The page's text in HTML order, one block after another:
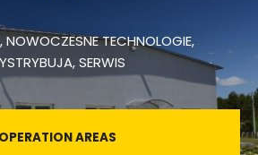
TECHNOLOGIE,
SERWIS
OPERATION AREAS